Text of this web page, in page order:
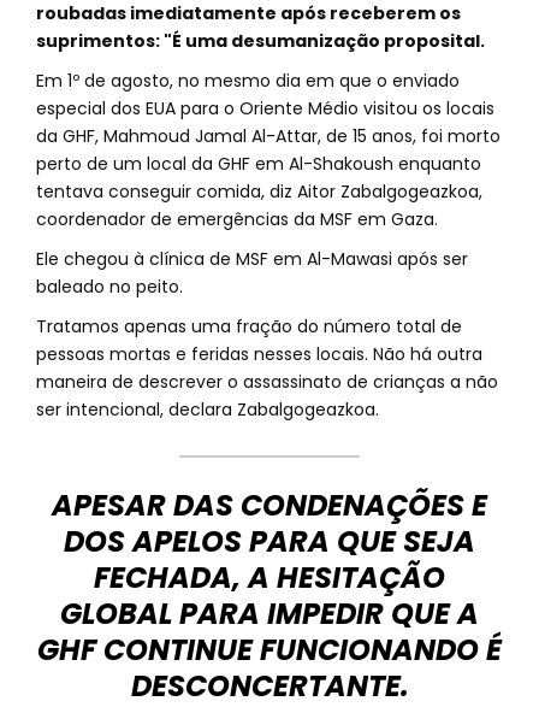
roubadas imediatamente após receberem os
suprimentos: "É uma desumanização proposital.
Em 1º de agosto, no mesmo dia em que o enviado
especial dos EUA para o Oriente Médio visitou os locais
da GHF, Mahmoud Jamal Al-Attar, de 15 anos, foi morto
perto de um local da GHF em Al-Shakoush enquanto
tentava conseguir comida, diz Aitor Zabalgogeazkoa,
coordenador de emergências da MSF em Gaza.
Ele chegou à clínica de MSF em Al-Mawasi após ser
baleado no peito.
Tratamos apenas uma fração do número total de
pessoas mortas e feridas nesses locais. Não há outra
maneira de descrever o assassinato de crianças a não
ser intencional, declara Zabalgogeazkoa.
APESAR DAS CONDENAÇÕES E
DOS APELOS PARA QUE SEJA
FECHADA, A HESITAÇÃO
GLOBAL PARA IMPEDIR QUE A
GHF CONTINUE FUNCIONANDO É
DESCONCERTANTE.